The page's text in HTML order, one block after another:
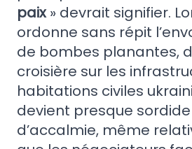
paix» devrait signifier.
ordonne sans répit
de bombes planantes,
croisière sur les
habitations civiles
devient presque
d’accalmie, même